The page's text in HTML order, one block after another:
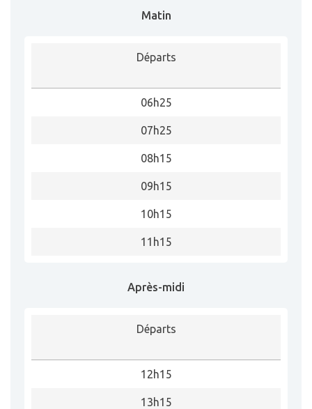
Matin
Départs
06h25
07h25
08h15
09h15
10h15
11h15
Après-midi
Départs
12h15
13h15